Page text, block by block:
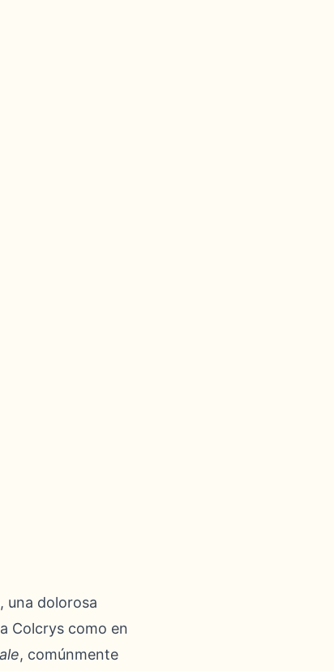
una dolorosa
Colcrys como en
, comúnmente